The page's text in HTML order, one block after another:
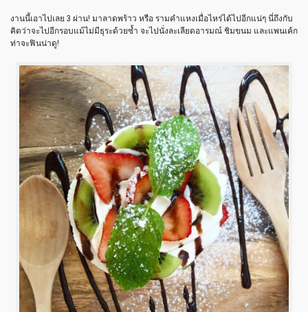
งานนี้เอาไปเลย 3 ผ่าน! มาลาดพร้าว หรือ รามคำแหงเมื่อไหร่ได้ไปอีกแน่ๆ นี่ถึงกับ
คิดว่าจะไปอีกรอบแม้ไม่มีธุระด้วยซ้ำ จะไปนั่งละเลียดอารมณ์ ชิมขนม และแพนเค้ก
ท่าจะฟินน่าดู!